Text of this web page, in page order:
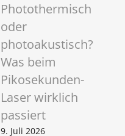
Photothermisch
oder
photoakustisch?
Was beim
Pikosekunden-
Laser wirklich
passiert
9. Juli 2026